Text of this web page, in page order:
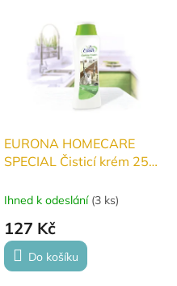
pokožce a nezanechává...
EURONA HOMECARE
SPECIAL Čisticí krém 250
Ihned k odeslání (3 ks)
127 Kč
Do košíku